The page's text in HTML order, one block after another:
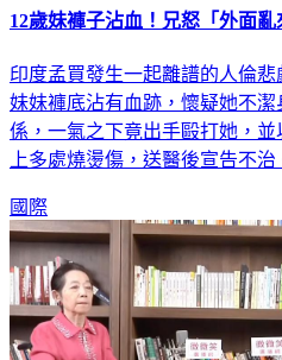
12歲妹褲子沾血！兄怒「外面
印度孟買發生一起離譜的人倫
妹妹褲底沾有血跡，懷疑她不
係，一氣之下竟出手毆打她，
上多處燒燙傷，送醫後宣告不治
國際